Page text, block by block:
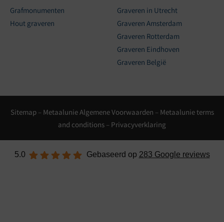
Grafmonumenten
Hout graveren
Graveren in Utrecht
Graveren Amsterdam
Graveren Rotterdam
Graveren Eindhoven
Graveren België
Sitemap– Metaalunie Algemene Voorwaarden – Metaalunie terms
and conditions – Privacyverklaring
5.0 Gebaseerd op 283 Google reviews